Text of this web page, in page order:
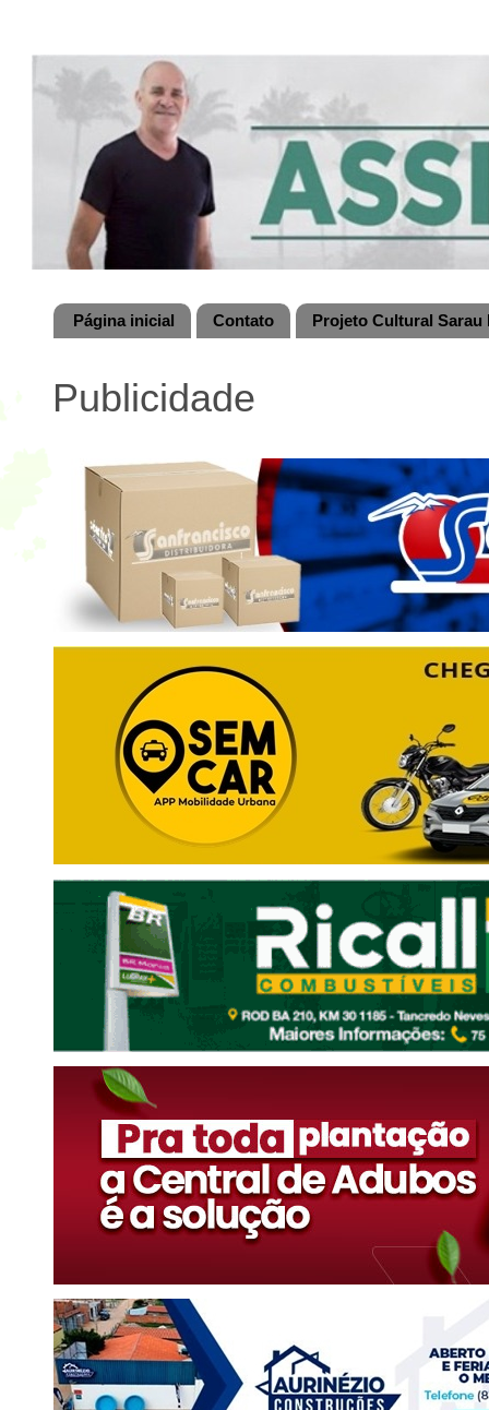
Página inicial Contato Projeto Cultural
Publicidade